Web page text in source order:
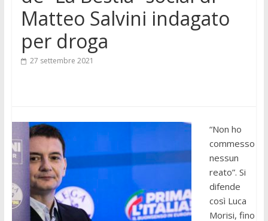
Matteo Salvini indagato
per droga
27 settembre 2021
“Non ho
commesso
nessun
reato”. Si
difende
così Luca
Morisi, fino